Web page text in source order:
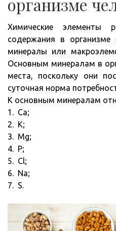
организме
Химические элементы
содержания в
минералы или
Основным минералам в
места, поскольку они
суточная норма
К основным минералам
1. Ca;
2. K;
3. Mg;
4. P;
5. Cl;
6. Na;
7. S.